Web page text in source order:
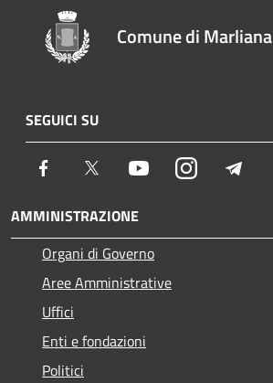
Comune di Marliana
SEGUICI SU
Facebook Twitter YoutubeInstagram
AMMINISTRAZIONE
Organi di Governo
Aree Amministrative
Uffici
Enti e fondazioni
Politici